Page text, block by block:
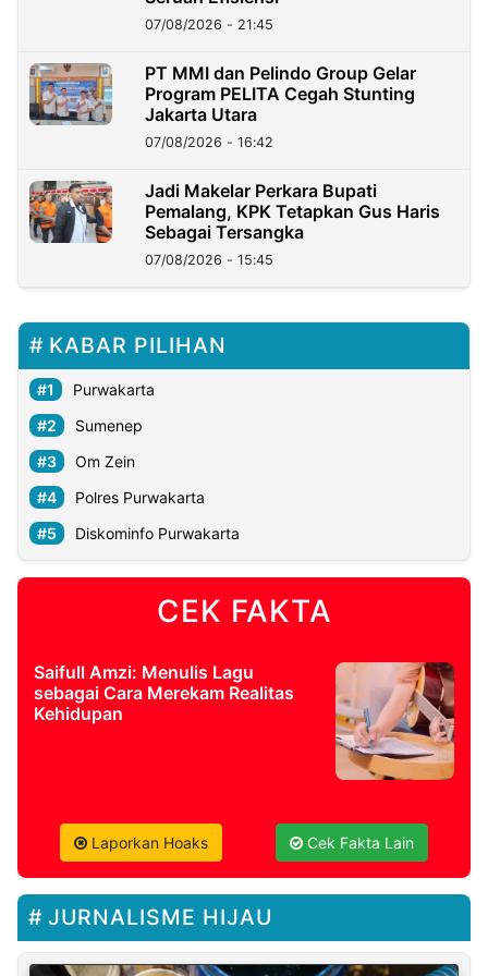
07/08/2026 - 21:45
PT MMI dan Pelindo Group Gelar
Program PELITA Cegah Stunting
Jakarta Utara
07/08/2026 - 16:42
Jadi Makelar Perkara Bupati
Pemalang, KPK Tetapkan Gus Haris
Sebagai Tersangka
07/08/2026 - 15:45
KABAR PILIHAN
Purwakarta
Sumenep
Om Zein
Polres Purwakarta
Diskominfo Purwakarta
CEK FAKTA
Saifull Amzi: Menulis Lagu
sebagai Cara Merekam Realitas
Kehidupan
Laporkan Hoaks Cek Fakta Lain
JURNALISME HIJAU